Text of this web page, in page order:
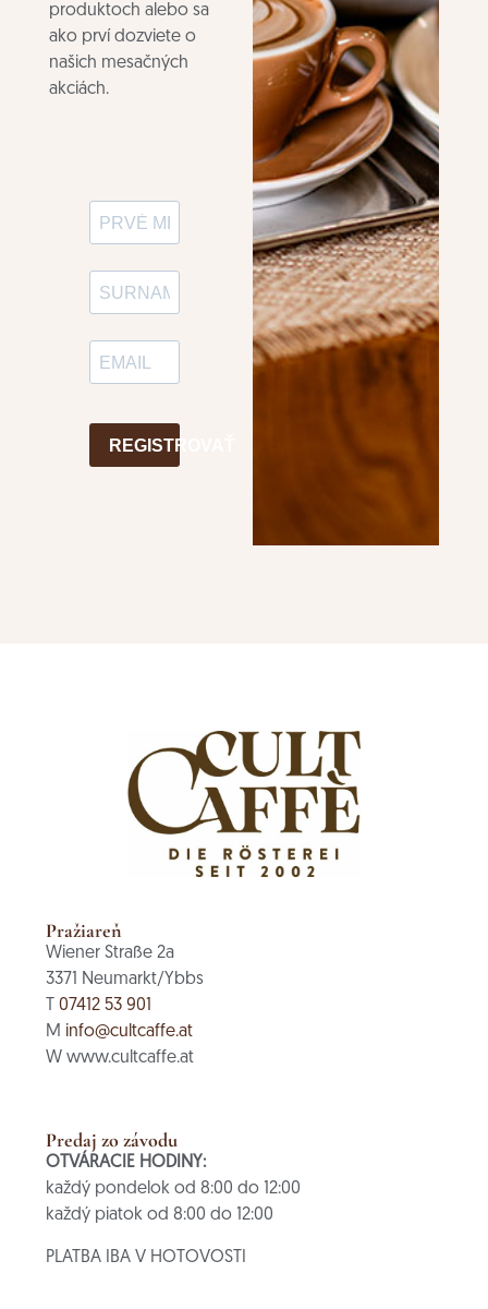
produktoch alebo sa
ako prví dozviete o
našich mesačných
akciách.
REGISTROVAŤ
Pražiareň
Wiener Straße 2a
3371 Neumarkt/Ybbs
T07412 53 901
M info@cultcaffe.at
W www.cultcaffe.at
Predaj zo závodu
OTVÁRACIE HODINY:
každý pondelok od 8:00 do 12:00
každý piatok od 8:00 do 12:00
PLATBA IBA V HOTOVOSTI